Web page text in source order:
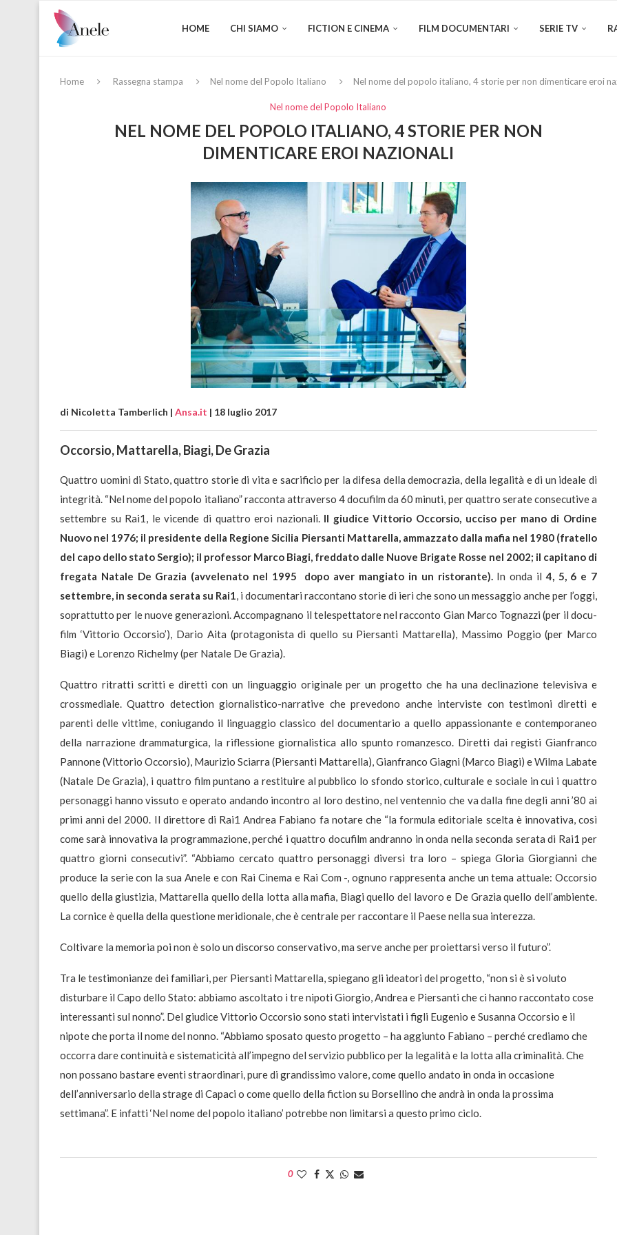
HOME CHI SIAMO FICTION E CINEMA FILM DOCUMENTARI SERIE TV
Home Rassegna stampa Nel nome del Popolo Italiano Nel nome del popolo italiano, 4 storie per non dimenticare eroi
Nel nome del Popolo Italiano
NEL NOME DEL POPOLO ITALIANO, 4 STORIE PER NON
DIMENTICARE EROI NAZIONALI
di Nicoletta Tamberlich | Ansa.it | 18 luglio 2017
Occorsio, Mattarella, Biagi, De Grazia
Quattro uomini di Stato, quattro storie di vita e sacrificio per la difesa della democrazia, della legalità e di un ideale di
integrità. “Nel nome del popolo italiano” racconta attraverso 4 docufilm da 60 minuti, per quattro serate consecutive a
settembre su Rai1, le vicende di quattro eroi nazionali. Il giudice Vittorio Occorsio, ucciso per mano di Ordine
Nuovo nel 1976; il presidente della Regione Sicilia Piersanti Mattarella, ammazzato dalla mafia nel 1980 (fratello
del capo dello stato Sergio); il professor Marco Biagi, freddato dalle Nuove Brigate Rosse nel 2002; il capitano di
fregata Natale De Grazia (avvelenato nel 1995 dopo aver mangiato in un ristorante).In onda il4, 5, 6 e 7
settembre, in seconda serata su Rai1, i documentari raccontano storie di ieri che sono un messaggio anche per l’oggi,
soprattutto per le nuove generazioni. Accompagnano il telespettatore nel racconto Gian Marco Tognazzi (per il docu-
film ‘Vittorio Occorsio’), Dario Aita (protagonista di quello su Piersanti Mattarella), Massimo Poggio (per Marco
Biagi) e Lorenzo Richelmy (per Natale De Grazia).
Quattro ritratti scritti e diretti con un linguaggio originale per un progetto che ha una declinazione televisiva e
crossmediale. Quattro detection giornalistico-narrative che prevedono anche interviste con testimoni diretti e
parenti delle vittime, coniugando il linguaggio classico del documentario a quello appassionante e contemporaneo
della narrazione drammaturgica, la riflessione giornalistica allo spunto romanzesco. Diretti dai registi Gianfranco
Pannone (Vittorio Occorsio), Maurizio Sciarra (Piersanti Mattarella), Gianfranco Giagni (Marco Biagi) e Wilma Labate
(Natale De Grazia), i quattro film puntano a restituire al pubblico lo sfondo storico, culturale e sociale in cui i quattro
personaggi hanno vissuto e operato andando incontro al loro destino, nel ventennio che va dalla fine degli anni ’80 ai
primi anni del 2000. Il direttore di Rai1 Andrea Fabiano fa notare che “la formula editoriale scelta è innovativa, così
come sarà innovativa la programmazione, perché i quattro docufilm andranno in onda nella seconda serata di Rai1 per
quattro giorni consecutivi”. “Abbiamo cercato quattro personaggi diversi tra loro – spiega Gloria Giorgianni che
produce la serie con la sua Anele e con Rai Cinema e Rai Com -, ognuno rappresenta anche un tema attuale: Occorsio
quello della giustizia, Mattarella quello della lotta alla mafia, Biagi quello del lavoro e De Grazia quello dell’ambiente.
La cornice è quella della questione meridionale, che è centrale per raccontare il Paese nella sua interezza.
Coltivare la memoria poi non è solo un discorso conservativo, ma serve anche per proiettarsi verso il futuro”.
Tra le testimonianze dei familiari, per Piersanti Mattarella, spiegano gli ideatori del progetto, “non si è si voluto
disturbare il Capo dello Stato: abbiamo ascoltato i tre nipoti Giorgio, Andrea e Piersanti che ci hanno raccontato cose
interessanti sul nonno”. Del giudice Vittorio Occorsio sono stati intervistati i figli Eugenio e Susanna Occorsio e il
nipote che porta il nome del nonno. “Abbiamo sposato questo progetto – ha aggiunto Fabiano – perché crediamo che
occorra dare continuità e sistematicità all’impegno del servizio pubblico per la legalità e la lotta alla criminalità. Che
non possano bastare eventi straordinari, pure di grandissimo valore, come quello andato in onda in occasione
dell’anniversario della strage di Capaci o come quello della fiction su Borsellino che andrà in onda la prossima
settimana”. E infatti ‘Nel nome del popolo italiano’ potrebbe non limitarsi a questo primo ciclo.
0